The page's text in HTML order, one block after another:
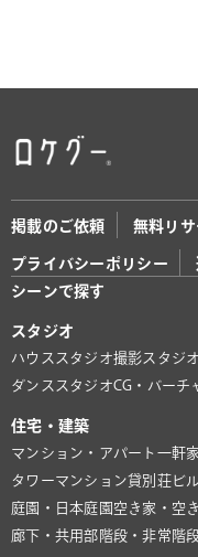
掲載のご依頼 無料リ
プライバシーポリシー
シーンで探す
スタジオ
ハウススタジオ撮影スタジオ
ダンススタジオCG・バーチ
住宅・建築
マンション・アパート 一軒家
タワーマンション貸別荘ビ
庭園・日本庭園 空き家・空
廊下・共用部 階段・非常階